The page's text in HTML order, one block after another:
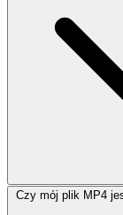
Czy mój plik MP4